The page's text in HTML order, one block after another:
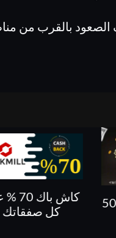
الصعود بالقرب من
على
بونص 10
الايداع